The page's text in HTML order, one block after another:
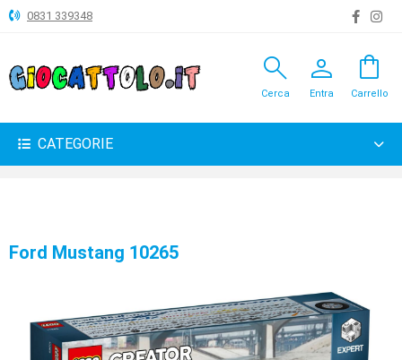
ANIMALI
BAMBOLE
PELUCHE-
0831 339348
search
Cerca
person
Entra
shopping_bag
Carrello
CATEGORIE
Ford Mustang 10265